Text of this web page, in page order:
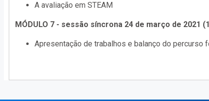
A avaliação em STEAM
MÓDULO 7 - sessão síncrona 24 de março de 2021
Apresentação de trabalhos e balanço do percurso